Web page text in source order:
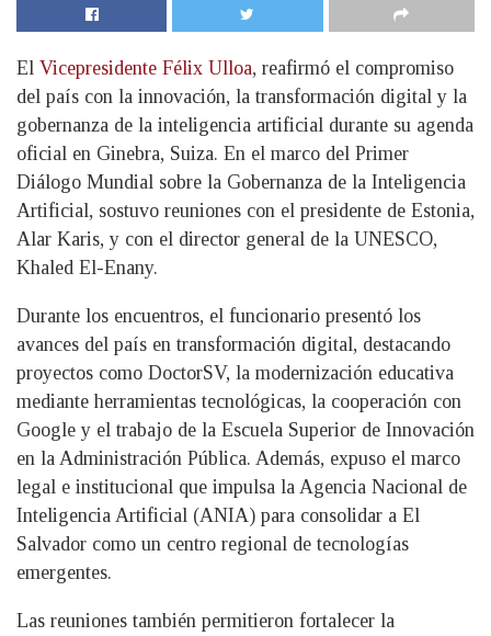
El Vicepresidente Félix Ulloa, reafirmó el compromiso
del país con la innovación, la transformación digital y la
gobernanza de la inteligencia artificial durante su agenda
oficial en Ginebra, Suiza. En el marco del Primer
Diálogo Mundial sobre la Gobernanza de la Inteligencia
Artificial, sostuvo reuniones con el presidente de Estonia,
Alar Karis, y con el director general de la UNESCO,
Khaled El-Enany.
Durante los encuentros, el funcionario presentó los
avances del país en transformación digital, destacando
proyectos como DoctorSV, la modernización educativa
mediante herramientas tecnológicas, la cooperación con
Google y el trabajo de la Escuela Superior de Innovación
en la Administración Pública. Además, expuso el marco
legal e institucional que impulsa la Agencia Nacional de
Inteligencia Artificial (ANIA) para consolidar a El
Salvador como un centro regional de tecnologías
emergentes.
Las reuniones también permitieron fortalecer la